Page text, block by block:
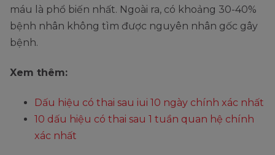
máu là phổ biến nhất. Ngoài ra, có khoảng 30-40%
bệnh nhân không tìm được nguyên nhân gốc gây
bệnh.
Xem thêm:
Dấu hiệu có thai sau iui 10 ngày chính xác nhất
10 dấu hiệu có thai sau 1 tuần quan hệ chính
xác nhất